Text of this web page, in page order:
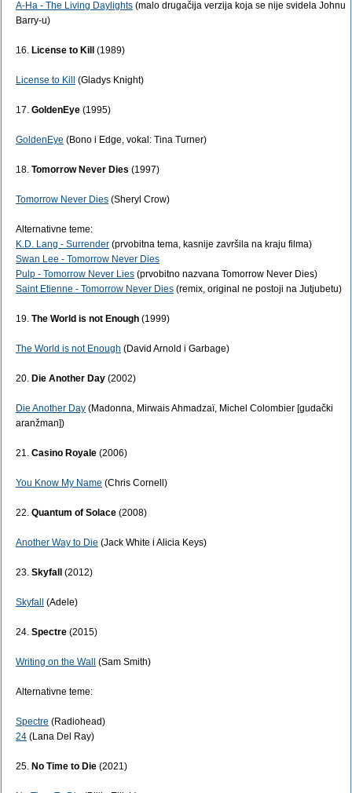
A-Ha - The Living Daylights (malo drugačija verzija koja se nije svidela Johnu
Barry-u)
16. License to Kill (1989)
License to Kill (Gladys Knight)
17. GoldenEye (1995)
GoldenEye (Bono i Edge, vokal: Tina Turner)
18. Tomorrow Never Dies (1997)
Tomorrow Never Dies (Sheryl Crow)
Alternativne teme:
K.D. Lang - Surrender (prvobitna tema, kasnije završila na kraju filma)
Swan Lee - Tomorrow Never Dies
Pulp - Tomorrow Never Lies (prvobitno nazvana Tomorrow Never Dies)
Saint Etienne - Tomorrow Never Dies (remix, original ne postoji na Jutjubetu)
19. The World is not Enough (1999)
The World is not Enough (David Arnold i Garbage)
20. Die Another Day (2002)
Die Another Day (Madonna, Mirwais Ahmadzaï, Michel Colombier [gudački
aranžman])
21. Casino Royale (2006)
You Know My Name (Chris Cornell)
22. Quantum of Solace (2008)
Another Way to Die (Jack White i Alicia Keys)
23. Skyfall (2012)
Skyfall (Adele)
24. Spectre (2015)
Writing on the Wall (Sam Smith)
Alternativne teme:
Spectre (Radiohead)
24 (Lana Del Ray)
25. No Time to Die (2021)